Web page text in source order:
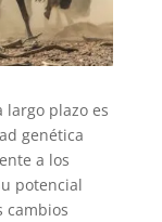
largo plazo es
genética
a los
potencial
cambios